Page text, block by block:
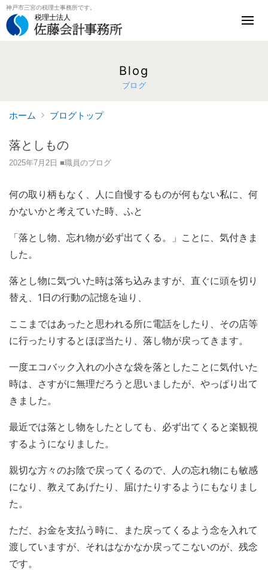
神戸市三宮の税理士事務所です。
税理士法人
Blog
ブログ
ホーム ブログトップ
落としもの
2025年7月2日 ■職員のブログ
何の取り柄もなく、人に自慢するものが何もない私に、何
かないかと考えていた時、ふと
「落とし物、忘れ物が必ず出てくる。」ことに、気付きま
した。
落とし物に気づいた時は落ち込みますが、直ぐに頭を切り
替え、1日の行動の記憶を辿り、
ここまではあったと思われる所に電話をしたり、その店等
に行ったりするとほぼ当たり、落し物が戻ってきます。
一度エコバック入れの小さな袋を落としたことに気付いた
時は、さすがに無理だろうと思いましたが、やっぱり出て
きました。
最近では落とし物をしたとしても、必ず出てくると楽観視
するようになりました。
親切な方々のお陰で戻ってくるので、人の忘れ物にも敏感
になり、教えてあげたり、届けたりするようにもなりまし
た。
ただ、お金を支払う時に、また戻ってくるよう念を入れて
渡していますが、それはなかなか戻ってこないのが、残念
です。